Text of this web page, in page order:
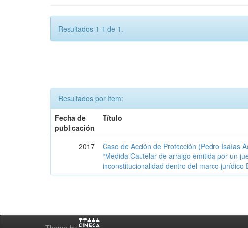
Resultados 1-1 de 1.
Resultados por ítem:
Fecha de
publicación
Título
2017
Caso de Acción de Protección (Pedro Isaías
“Medida Cautelar de arraigo emitida por un
inconstitucionalidad dentro del marco jurídico